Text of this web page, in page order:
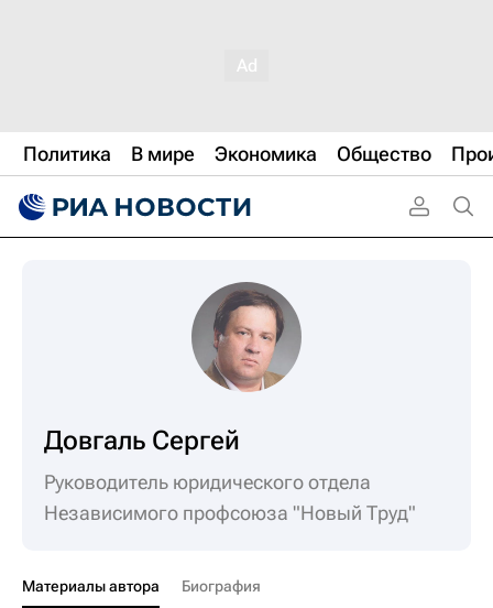
Политика В мире Экономика Общество
Довгаль Сергей
Руководитель юридического отдела
Независимого профсоюза "Новый Труд"
Материалы автора Биография